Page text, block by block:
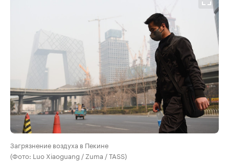
Загрязнение воздуха в Пекине
(Фото: Luo Xiaoguang / Zuma / TASS)